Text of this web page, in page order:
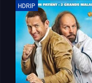
HDRIP